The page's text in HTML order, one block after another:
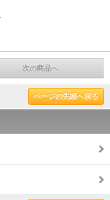
次の商品へ
ページの先頭へ戻る